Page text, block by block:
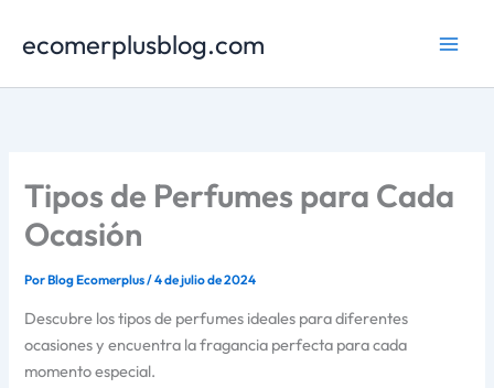
ecomerplusblog.com
Tipos de Perfumes para Cada
Ocasión
PorBlog Ecomerplus/4 de julio de 2024
Descubre los tipos de perfumes ideales para diferentes
ocasiones y encuentra la fragancia perfecta para cada
momento especial.